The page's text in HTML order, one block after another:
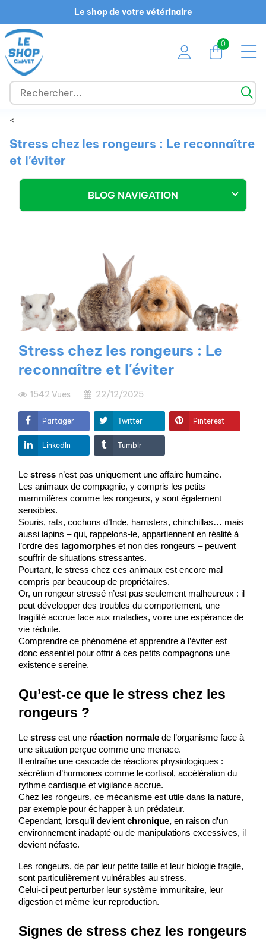
Le shop de votre vétérinaire
0
<
Stress chez les rongeurs : Le reconnaître
et l'éviter
BLOG NAVIGATION
Stress chez les rongeurs : Le
reconnaître et l'éviter
1542 Vues 22/12/2025
Partager Twitter Pinterest
LinkedIn Tumblr
Le stress n’est pas uniquement une affaire humaine.
Les animaux de compagnie, y compris les petits
mammifères comme les rongeurs, y sont également
sensibles.
Souris, rats, cochons d’Inde, hamsters, chinchillas… mais
aussi lapins – qui, rappelons-le, appartiennent en réalité à
l’ordre des lagomorphes et non des rongeurs – peuvent
souffrir de situations stressantes.
Pourtant, le stress chez ces animaux est encore mal
compris par beaucoup de propriétaires.
Or, un rongeur stressé n’est pas seulement malheureux : il
peut développer des troubles du comportement, une
fragilité accrue face aux maladies, voire une espérance de
vie réduite.
Comprendre ce phénomène et apprendre à l’éviter est
donc essentiel pour offrir à ces petits compagnons une
existence sereine.
Qu’est-ce que le stress chez les
rongeurs ?
Le stress est une réaction normale de l’organisme face à
une situation perçue comme une menace.
Il entraîne une cascade de réactions physiologiques :
sécrétion d’hormones comme le cortisol, accélération du
rythme cardiaque et vigilance accrue.
Chez les rongeurs, ce mécanisme est utile dans la nature,
par exemple pour échapper à un prédateur.
Cependant, lorsqu’il devient chronique, en raison d’un
environnement inadapté ou de manipulations excessives, il
devient néfaste.
Les rongeurs, de par leur petite taille et leur biologie fragile,
sont particulièrement vulnérables au stress.
Celui-ci peut perturber leur système immunitaire, leur
digestion et même leur reproduction.
Signes de stress chez les rongeurs